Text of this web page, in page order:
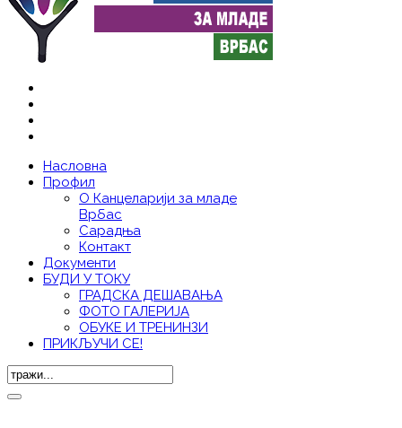
Насловна
Профил
О Канцеларији за младе
Врбас
Сарадња
Контакт
Документи
БУДИ У ТОКУ
ГРАДСКА ДЕШАВАЊА
ФОТО ГАЛЕРИЈА
ОБУКЕ И ТРЕНИНЗИ
ПРИКЉУЧИ СЕ!